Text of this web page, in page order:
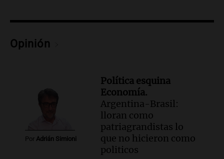
Audio.Estudiantes de Italia realizan
enriquecer su formación educativa
La Universidad de Milán y su
colaboración con la municipalidad para
la educación y parques
Audio.El papamóvil de Juan Pablo II
revive con la visita de León XIV y una
Opinión
Por Adrián Simioni
Política esquina
Economía.
Argentina-Brasil:
lloran como
patriagrandistas lo
que no hicieron como
politicos